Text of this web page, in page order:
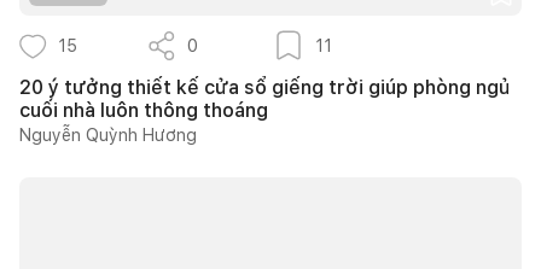
15 0 11
20 ý tưởng thiết kế cửa sổ giếng trời giúp phòng ngủ
cuối nhà luôn thông thoáng
Nguyễn Quỳnh Hương